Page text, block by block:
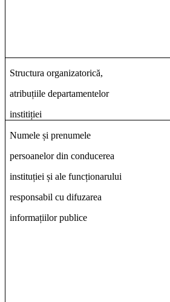
Structura organizatorică,
atribuțiile departamentelor
institiției
Numele și prenumele
persoanelor din conducerea
instituției și ale funcționarului
responsabil cu difuzarea
informațiilor publice